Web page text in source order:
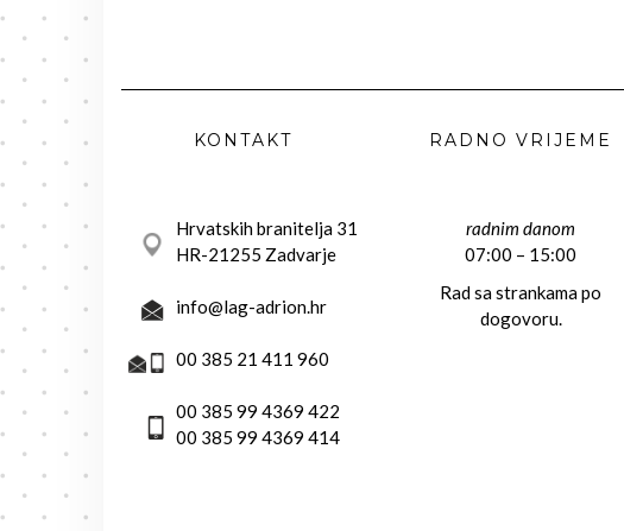
KONTAKT
Hrvatskih branitelja 31
HR-21255 Zadvarje
info@lag-adrion.hr
00 385 21 411 960
00 385 99 4369 422
00 385 99 4369 414
RADNO VRIJEME
radnim danom
07:00 – 15:00
Rad sa strankama po
dogovoru.